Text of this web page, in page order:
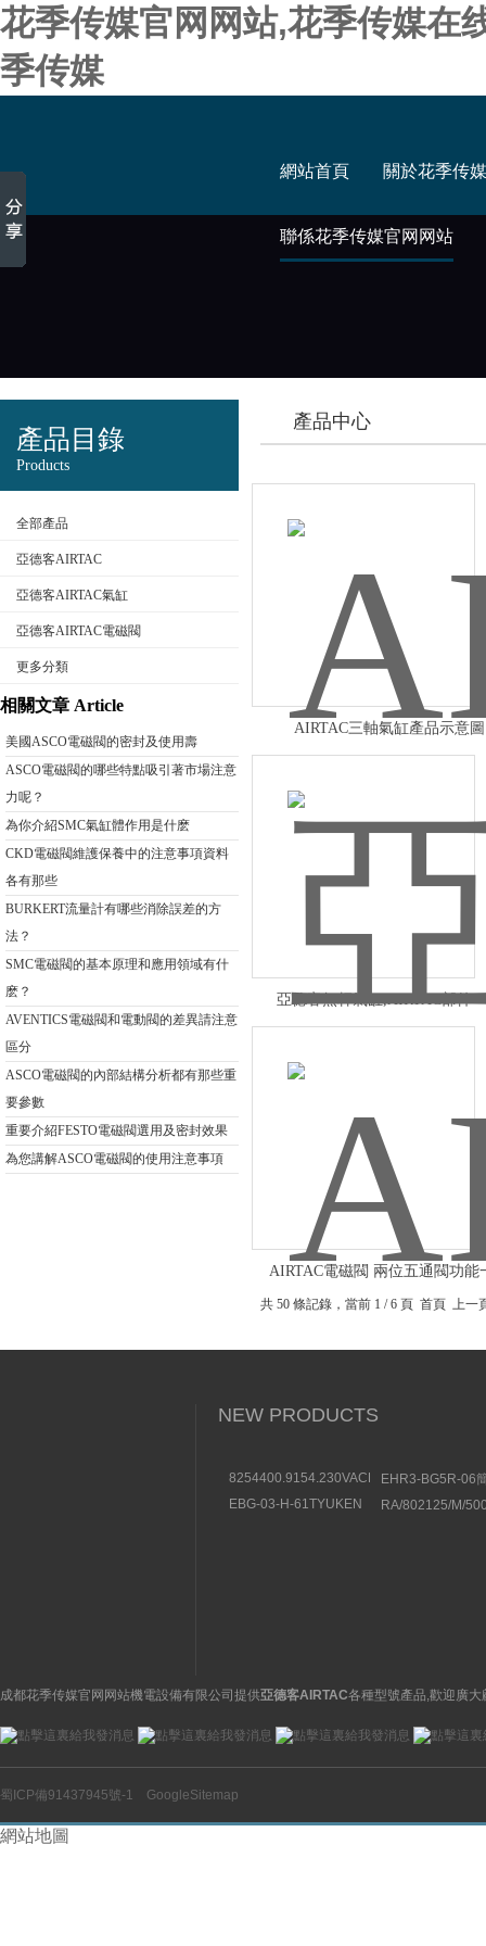
花季传媒官网网站,花季传媒在
季传媒
網站首頁 關於花季传
聯係花季传媒官网网站
產品目錄
Products
全部產品
亞德客AIRTAC
亞德客AIRTAC氣缸
亞德客AIRTAC電磁閥
更多分類
相關文章 Article
美國ASCO電磁閥的密封及使用壽
ASCO電磁閥的哪些特點吸引著市場注意
力呢？
為你介紹SMC氣缸體作用是什麽
CKD電磁閥維護保養中的注意事項資料
各有那些
BURKERT流量計有哪些消除誤差的方
法？
SMC電磁閥的基本原理和應用領域有什
麽？
AVENTICS電磁閥和電動閥的差異請注意
區分
ASCO電磁閥的內部結構分析都有那些重
要參數
重要介紹FESTO電磁閥選用及密封效果
為您講解ASCO電磁閥的使用注意事項
產品中心
AIRTAC三軸氣缸產品示意圖
亞德客無杆氣缸,AIRTAC部件
AIRTAC電磁閥 兩位五通閥功能
共 50 條記錄，當前 1 / 6 頁 首頁 上
NEW PRODUCTS
8254400.9154.230VACBUSCHJOST
EHR3-BG5R-06
紹豐興TOYOOKI
EBG-03-H-61TYUKEN
RA/802125/M/
成都花季传媒官网网站機電設備有限公司提供亞德客AIRTAC各種型號產品,歡迎廣大
蜀ICP備91437945號-1 GoogleSitemap
網站地圖